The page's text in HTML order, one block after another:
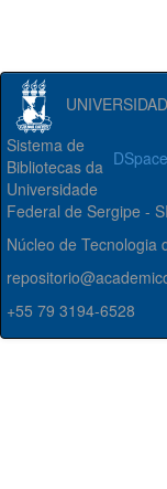
Sistema de
Bibliotecas da
Universidade
Federal de Sergipe -
Núcleo de Tecnologia
+55 79 3194-6528